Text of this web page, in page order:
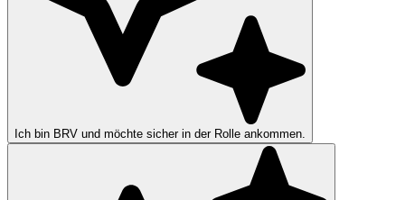
Ich bin BRV und möchte sicher in der Rolle ankommen.